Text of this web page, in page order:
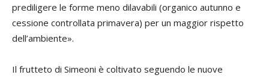
prediligere le forme meno dilavabili (organico autunno e
cessione controllata primavera) per un maggior rispetto
dell’ambiente».
Il frutteto di Simeoni è coltivato seguendo le nuove